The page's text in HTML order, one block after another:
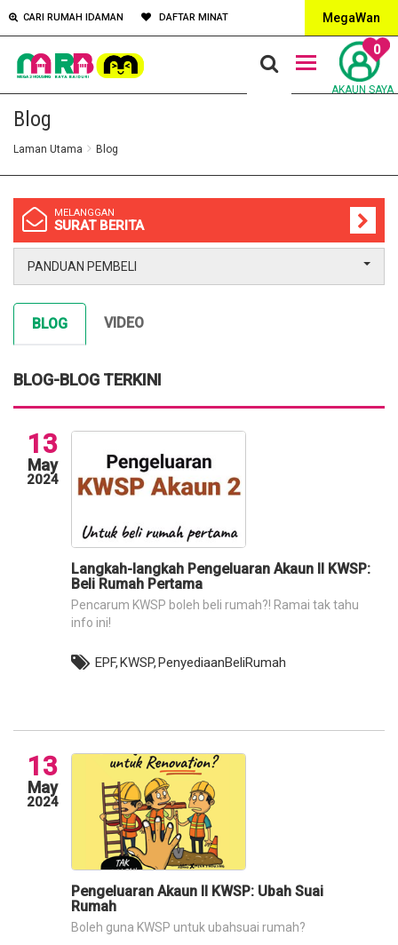
CARI RUMAH IDAMAN DAFTAR MINAT MegaWan
0
AKAUN SAYA
Blog
Laman Utama Blog
MELANGGAN
SURAT BERITA
PANDUAN PEMBELI
BLOG VIDEO
BLOG-BLOG TERKINI
13
May
2024
Langkah-langkah Pengeluaran Akaun II KWSP:
Beli Rumah Pertama
Pencarum KWSP boleh beli rumah?! Ramai tak tahu
info ini!
EPF,KWSP,PenyediaanBeliRumah
13
May
2024
Pengeluaran Akaun II KWSP: Ubah Suai
Rumah
Boleh guna KWSP untuk ubahsuai rumah?